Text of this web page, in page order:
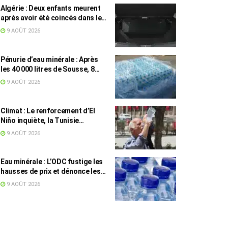
Algérie : Deux enfants meurent
après avoir été coincés dans le
coffre d’une voiture
9 AOÛT 2026
Pénurie d’eau minérale : Après
les 40 000 litres de Sousse, 8
832 bouteilles saisies à Nabeul
9 AOÛT 2026
Climat : Le renforcement d’El
Niño inquiète, la Tunisie
concernée
9 AOÛT 2026
Eau minérale : L’ODC fustige les
hausses de prix et dénonce les
profiteurs de la pénurie
9 AOÛT 2026